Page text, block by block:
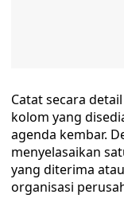
Catat secara
kolom yang
agenda kembar.
menyelasaikan
yang diterima
organisasi